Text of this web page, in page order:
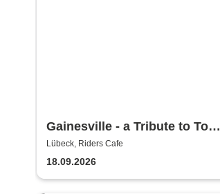
Gainesville - a Tribute to Tom
Petty & The Heartbreakers
Lübeck, Riders Cafe
18.09.2026